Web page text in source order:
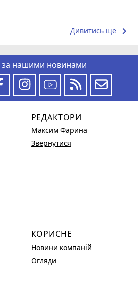
Дивитись ще keyboard_arrow_right
за нашими новинами
РЕДАКТОРИ
Максим Фарина
Звернутися
КОРИСНЕ
Новини компаній
Огляди